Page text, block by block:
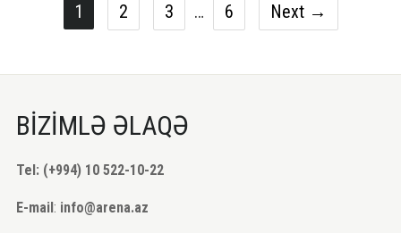
1 2 3 … 6 Next →
BİZİMLƏ ƏLAQƏ
Tel: (+994) 10 522-10-22
E-mail: info@arena.az